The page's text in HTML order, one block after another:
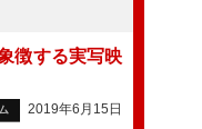
徴する実写映
2019年6月15日